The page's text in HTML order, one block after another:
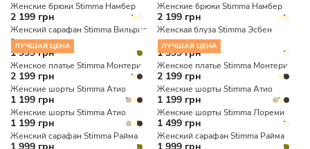
Женские брюки Stimma Намбер
2 199 грн
Женские брюки Stimma Намбер
2 199 грн
Женский сарафан Stimma Вильрис
2
1 999 грн
Женская блуза Stimma Эсбен
1 399 грн
ЛУЧШАЯ ЦЕНА
Женское платье Stimma Монтери
2 199 грн
ЛУЧШАЯ ЦЕНА
Женское платье Stimma Монтери
2 199 грн
Женские шорты Stimma Атио
1 199 грн
Женские шорты Stimma Атио
1 199 грн
Женские шорты Stimma Атио
1 199 грн
Женские шорты Stimma Лореми
1 499 грн
Женский сарафан Stimma Райма Женский сарафан Stimma Райма